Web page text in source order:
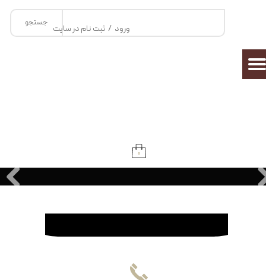
جستجو
۰
ورود / ثبت نام در سایت
تغییر گذر واژه
سفارشات